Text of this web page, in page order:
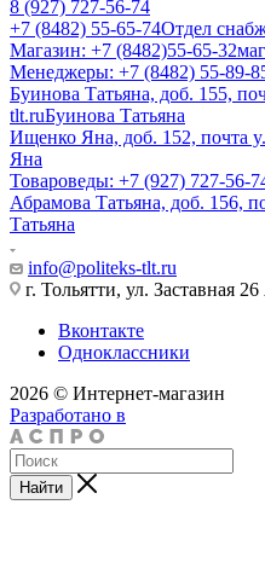
8 (927) 727-56-74
+7 (8482) 55-65-74Отдел
Магазин: +7 (8482)55-65-32
Менеджеры: +7 (8482) 55-89-
Буинова Татьяна, доб. 155,
tlt.ruБуинова Татьяна
Ищенко Яна, доб. 152, почта
Яна
Товароведы: +7 (927) 727-56-
Абрамова Татьяна, доб. 156,
Татьяна
info@politeks-tlt.ru
г. Тольятти, ул. Заставная
Вконтакте
Одноклассники
2026 © Интернет-магазин
Разработано в
Найти